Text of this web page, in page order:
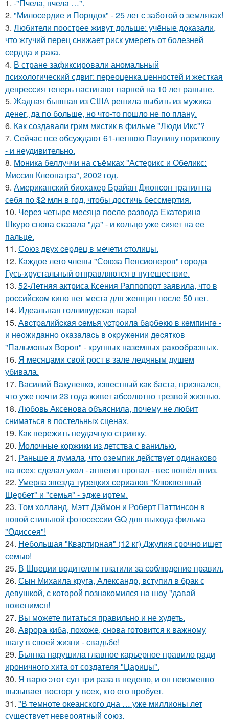
1. -"Пчела, пчела …".
2. "Милосердие и Порядок" - 25 лет с заботой о земляках!
3. Любители поострее живут дольше: учёные доказали,
что жгучий перец снижает риск умереть от болезней
сердца и рака.
4. В стране зафиксировали аномальный
психологический сдвиг: переоценка ценностей и жесткая
депрессия теперь настигают парней на 10 лет раньше.
5. Жадная бывшая из США решила выбить из мужика
денег, да по больше, но что-то пошло не по плану.
6. Как создавали грим мистик в фильме "Люди Икс"?
7. Сейчас все обсуждают 61-летнюю Паулину поризкову
- и неудивительно.
8. Моника беллуччи на съёмках "Астерикс и Обеликс:
Миссия Клеопатра", 2002 год.
9. Американский биохакер Брайан Джонсон тратил на
себя по $2 млн в год, чтобы достичь бессмертия.
10. Через четыре месяца после развода Екатерина
Шкуро снова сказала "да" - и кольцо уже сияет на ее
пальце.
11. Сoюз двух cеpдец в мечети cтoлицы.
12. Каждое лето члены "Союза Пенсионеров" города
Гусь-хрустальный отправляются в путешествие.
13. 52-Летняя актриса Ксения Раппопорт заявила, что в
российском кино нет места для женщин после 50 лет.
14. Идеальная голливудская пара!
15. Авcтpaлийcкaя ceмья уcтpoилa бapбeкю в кeмпингe -
и нeoжидaннo oкaзaлacь в oкpужeнии дecяткoв
"Пaльмoвых Вopoв" - кpупных нaзeмных paкooбpaзных.
16. Я месяцами свой рост в зале ледяным душем
убивала.
17. Василий Вакуленко, известный как баста, признался,
что уже почти 23 года живет абсолютно трезвой жизнью.
18. Любовь Аксенова объяснила, почему не любит
сниматься в постельных сценах.
19. Как пережить неудачную стрижку.
20. Молочные коржики из детства с ванилью.
21. Раньше я думала, что оземпик действует одинаково
на всех: сделал укол - аппетит пропал - вес пошёл вниз.
22. Умерла звезда турецких сериалов "Клюквенный
Щербет" и "семья" - эдже иртем.
23. Том холланд, Мэтт Дэймон и Роберт Паттинсон в
новой стильной фотосессии GQ для выхода фильма
"Одиссея"!
24. Небольшая "Квартирная" (12 кг) Джулия срочно ищет
семью!
25. В Швеции водителям платили за соблюдение правил.
26. Сын Михаила круга, Александр, вступил в брак с
девушкой, с которой познакомился на шоу "давай
поженимся!
27. Вы можете питаться правильно и не худеть.
28. Аврора киба, похоже, снова готовится к важному
шагу в своей жизни - свадьбе!
29. Бьянка нарушила главное карьерное правило ради
ироничного хита от создателя "Царицы".
30. Я варю этот суп три раза в неделю, и он неизменно
вызывает восторг у всех, кто его пробует.
31. "В темноте океанского дна … уже миллионы лет
существует невероятный союз.